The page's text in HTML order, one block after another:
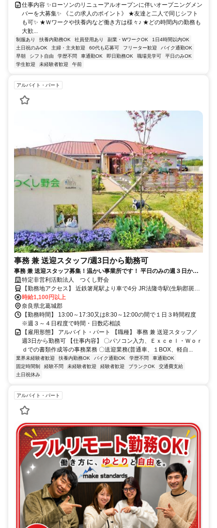
仕事内容 ✨ローソンのリニューアルオープンに伴いオープニングメン
バーを大募集✨ 《この求人のポイント》 ★友達と二人で同じシフト
も可✨ ★Ｗワークや扶養内など働き方は様々♪ ★どの時間内の勤務も
大歓...
制服あり 扶養内勤務OK 社員登用あり 副業・WワークOK
1日4時間以内OK
土日祝のみOK
主婦・主夫歓迎 60代も応募可 フリーター歓迎
バイク通勤OK
早朝
シフト自由 学歴不問 車通勤OK 即日勤務OK 職場見学可
平日のみOK
学生歓迎
未経験者歓迎 午前
アルバイト・パート
事務 兼 送迎スタッフ/週3日から勤務可
事務 兼 送迎スタッフ募集！温かい事業所です！ 平日のみの週３日から
勤務可能です！
特定非営利活動法人 つくし野会
【勤務地アクセス】 近鉄箸尾駅より車で4分 JR法隆寺駅(生駒郡斑鳩
町)より車で11分 近鉄高田駅(大和高田市)より12分 JR香芝駅(香芝市)
より車で15分 近鉄大和八木駅(橿原市)より車で22分 西名阪自動車道
「法隆寺IC」より車で6分
時給1,100円以上
奈良県北葛城郡
【勤務時間】 13:00～17:30又は8:30～12:00の間で１日３時間程度
※週３～４日程度で時間・日数応相談
【雇用形態】 アルバイト・パート 【職種】 事務 兼 送迎スタッフ／
週3日から勤務可 【仕事内容】 〇パソコン入力、Ｅｘｃｅｌ・Ｗｏｒ
ｄでの書類作成等の事務業務 〇送迎業務(普通車、１BOX、軽自...
業界未経験者歓迎 扶養内勤務OK バイク通勤OK 学歴不問
車通勤OK
固定時間制
経験不問 未経験者歓迎 経験者歓迎 ブランクOK
交通費支給
土日祝休み
アルバイト・パート